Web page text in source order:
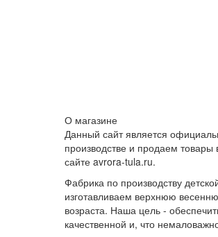
О магазине
Данный сайт является
производстве и продаем
сайте avrora-tula.ru.
Фабрика по производству
изготавливаем верхнюю
возраста. Наша цель -
качественной и, что